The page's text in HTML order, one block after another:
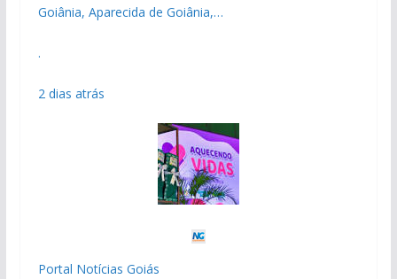
Goiânia, Aparecida de Goiânia,…
.
2 dias atrás
Portal Notícias Goiás